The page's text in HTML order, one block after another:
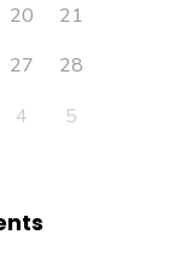
20
21
27
28
4 5